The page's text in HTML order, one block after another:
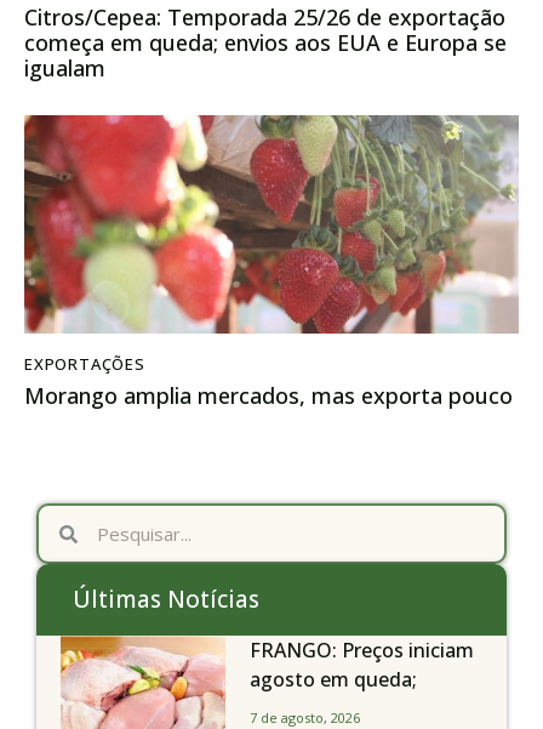
Citros/Cepea: Temporada 25/26 de exportação
começa em queda; envios aos EUA e Europa se
igualam
EXPORTAÇÕES
Morango amplia mercados, mas exporta pouco
Últimas Notícias
FRANGO: Preços iniciam
agosto em queda;
exportações avançam
7 de agosto, 2026